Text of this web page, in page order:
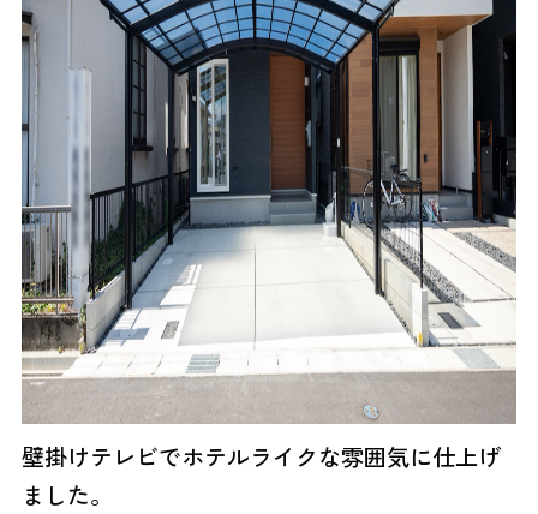
壁掛けテレビでホテルライクな雰囲気に仕上げ
ました。